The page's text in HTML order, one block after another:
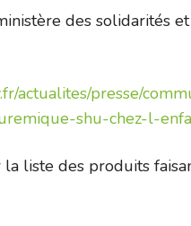
des solidarités
actualites/presse/
shu-chez-l-
liste des produits